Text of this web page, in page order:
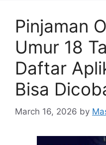
Pinjaman
Umur 18
Daftar
Bisa
March 16, 2026 by